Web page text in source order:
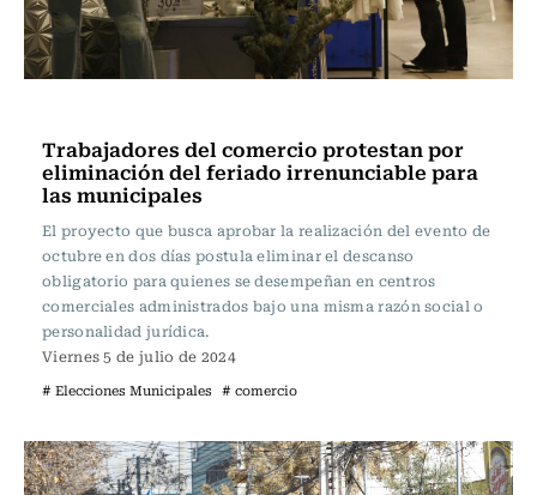
Trabajadores del comercio protestan por
eliminación del feriado irrenunciable para
las municipales
El proyecto que busca aprobar la realización del evento de
octubre en dos días postula eliminar el descanso
obligatorio para quienes se desempeñan en centros
comerciales administrados bajo una misma razón social o
personalidad jurídica.
Viernes 5 de julio de 2024
# Elecciones Municipales # comercio